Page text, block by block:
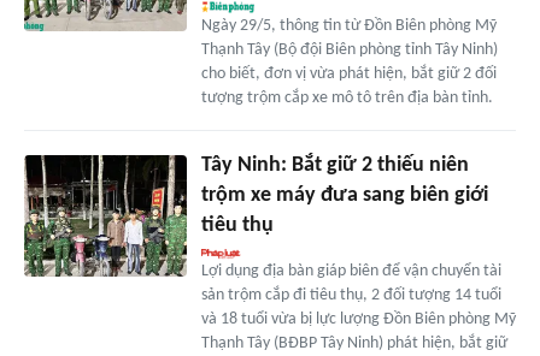
Ngày 29/5, thông tin từ Đồn Biên phòng Mỹ
Thạnh Tây (Bộ đội Biên phòng tỉnh Tây Ninh)
cho biết, đơn vị vừa phát hiện, bắt giữ 2 đối
tượng trộm cắp xe mô tô trên địa bàn tỉnh.
Tây Ninh: Bắt giữ 2 thiếu niên
trộm xe máy đưa sang biên giới
tiêu thụ
Lợi dụng địa bàn giáp biên để vận chuyển tài
sản trộm cắp đi tiêu thụ, 2 đối tượng 14 tuổi
và 18 tuổi vừa bị lực lượng Đồn Biên phòng Mỹ
Thạnh Tây (BĐBP Tây Ninh) phát hiện, bắt giữ